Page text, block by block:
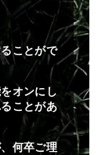
ことがで
オンにし
ことがあ
何卒ご理